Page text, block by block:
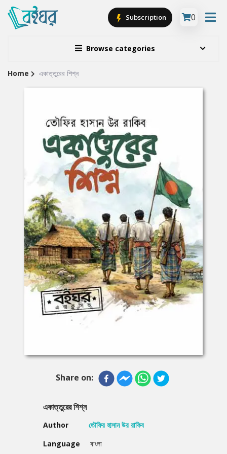
Browse categories
Subscription 0
Site
Home একাত্তুরের শিশ্ন
Share on:
একাত্তুরের শিশ্ন
Author
তৌফির হাসান উর রাকিব
Language
বাংলা